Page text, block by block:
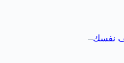
نفسك–